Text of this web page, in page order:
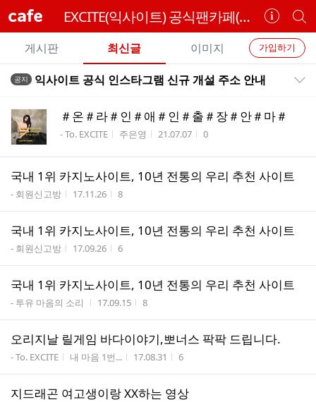
cafe EXCITE(익사이트) 공식팬카페(Official FanCafe)
카
페
정
보
보
기
개
별
카
페
검
카
페
메
뉴
가입하기
게시판 최신글 이미지
전
글
트
공지 익사이트 공식 인스타그램 신규 개설 주소 안내
＃온＃라＃인＃애＃인＃출＃장＃안＃마＃
게시판명
- To. EXCITE 작성자
주은영 작성시간
21.07.07 조회수
0
국내 1위 카지노사이트, 10년 전통의 우리 추천 사이트
게시판명
- 회원신고방 작성시간
17.11.26 조회수
8
국내 1위 카지노사이트, 10년 전통의 우리 추천 사이트
게시판명
- 회원신고방 작성시간
17.09.26 조회수
6
국내 1위 카지노사이트, 10년 전통의 우리 추천 사이트
게시판명
- 투유 마음의 소리 작성시간
17.09.15 조회수
8
오리지날 릴게임 바다이야기,뽀너스 팍팍 드립니다.
게시판명
- To. EXCITE 작성자
내 마음 1번... 작성시간
17.08.31 조회수
6
지드래곤 여고생이랑 XX하는 영상